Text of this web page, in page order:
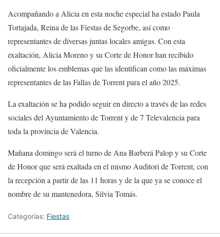
Acompañando a Alicia en esta noche especial ha estado Paula
Tortajada, Reina de las Fiestas de Segorbe, así como
representantes de diversas juntas locales amigas. Con esta
exaltación, Alicia Moreno y su Corte de Honor han recibido
oficialmente los emblemas que las identifican como las máximas
representantes de las Fallas de Torrent para el año 2025.
La exaltación se ha podido seguir en directo a través de las redes
sociales del Ayuntamiento de Torrent y de 7 Televalencia para
toda la provincia de Valencia.
Mañana domingo será el turno de Ana Barberá Palop y su Corte
de Honor que será exaltada en el mismo Auditori de Torrent, con
la recepción a partir de las 11 horas y de la que ya se conoce el
nombre de su mantenedora, Silvia Tomás.
Categorías: Fiestas